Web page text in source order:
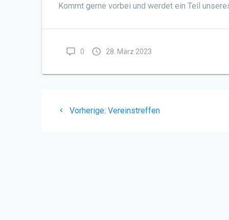
Kommt gerne vorbei und werdet ein Teil
0 28. März 2023
Beitragsnavigation
Vorherige: Vorheriger
Vereinstreffen